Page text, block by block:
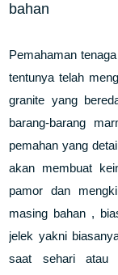
bahan
Pemahaman
tentunya telah
granite yang
barang-barang
pemahan yang
akan membuat
pamor dan
masing bahan ,
jelek yakni
saat sehari atau